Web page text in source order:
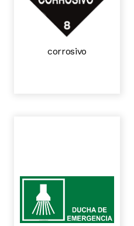
corrosivo